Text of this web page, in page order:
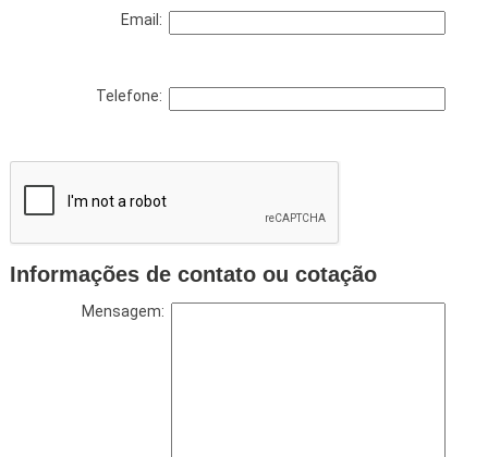
Email:
Telefone:
Informações de contato ou cotação
Mensagem: